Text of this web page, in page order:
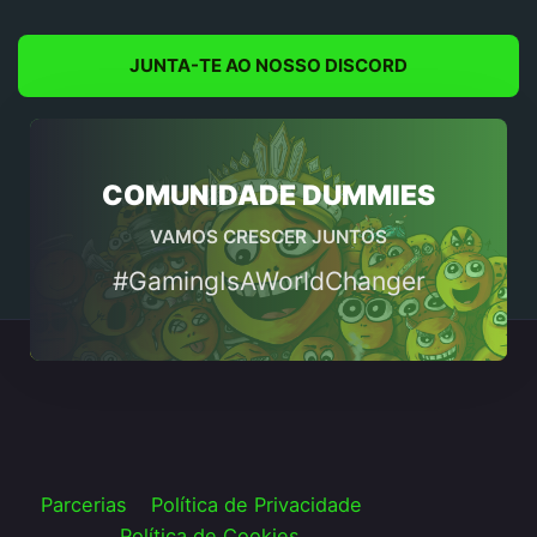
JUNTA-TE AO NOSSO DISCORD
COMUNIDADE DUMMIES
VAMOS CRESCER JUNTOS
#GamingIsAWorldChanger
Parcerias
Política de Privacidade